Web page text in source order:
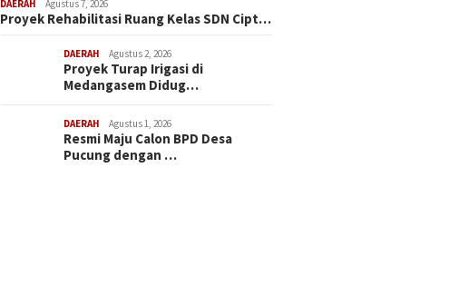
DAERAH Agustus 7, 2026
Proyek Rehabilitasi Ruang Kelas SDN Cipt…
DAERAH Agustus 2, 2026
Proyek Turap Irigasi di
Medangasem Didug…
DAERAH Agustus 1, 2026
Resmi Maju Calon BPD Desa
Pucung dengan …